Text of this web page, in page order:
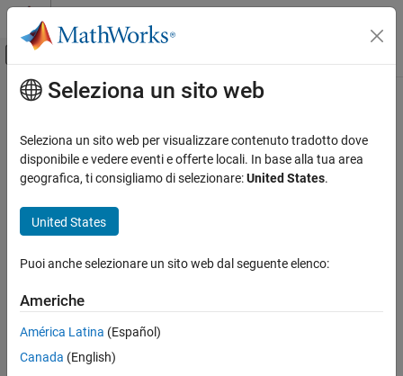
Vai al contenuto
Attiva/disattiva menu di navigazione
Pagina iniziale della documentazione
Contenuto principale
Seleziona un sito web
Seleziona un sito web per visualizzare contenuto tradotto dove
disponibile e vedere eventi e offerte locali. In base alla tua area
geografica, ti consigliamo di selezionare:United States.
United States
Puoi anche selezionare un sito web dal seguente elenco:
Americhe
América Latina (Español)
Canada (English)